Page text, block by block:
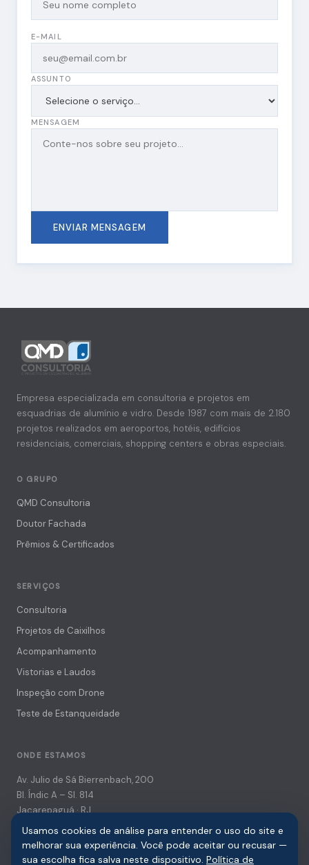
E-MAIL
ASSUNTO
MENSAGEM
ENVIAR MENSAGEM
Empresa especializada em consultoria e projetos em
esquadrias de alumínio e vidro. Desde 1987 com mais de 2.180
projetos realizados em aeroportos, hotéis, edifícios
residenciais, comerciais, shopping centers e obras especiais.
O GRUPO
QMD Consultoria
Doutor Fachada
Prêmios & Certificados
SERVIÇOS
Consultoria
Projetos de Caixilhos
Acompanhamento
Vistorias e Laudos
Inspeção com Drone
Teste de Estanqueidade
ONDE ESTAMOS
Av. Julio de Sá Bierrenbach, 200
Bl. Índic A – Sl. 814
Jacarepaguá · RJ
(021) 3139-3931
[email protected]
Usamos cookies de análise para entender o uso do site e
melhorar sua experiência. Você pode aceitar ou recusar —
sua escolha fica salva neste dispositivo. Política de